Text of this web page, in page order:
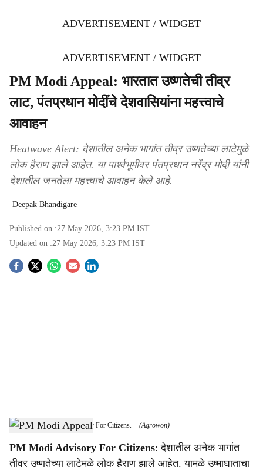
ADVERTISEMENT / WIDGET
ADVERTISEMENT / WIDGET
PM Modi Appeal: भारतात उष्णतेची तीव्र
लाट, पंतप्रधान मोदींचे देशवासियांना महत्त्वाचे
आवाहन
Heatwave Alert: देशातील अनेक भागांत तीव्र उष्णतेच्या लाटेमुळे
लोक हैराण झाले आहेत. या पार्श्वभूमीवर पंतप्रधान नरेंद्र मोदी यांनी
देशातील जनतेला महत्त्वाचे आवाहन केले आहे.
Deepak Bhandigare
Published on :27 May 2026, 3:23 PM IST
Updated on :27 May 2026, 3:23 PM IST
S
a
PM Modi Heatwave Advisory For Citizens. - (Agrowon)
PM Modi Advisory For Citizens: देशातील अनेक भागांत
तीव्र उष्णतेच्या लाटेमुळे लोक हैराण झाले आहेत. यामुळे उष्माघाताचा